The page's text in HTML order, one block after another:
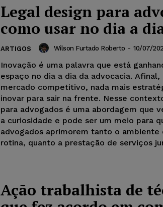
Legal design para
como usar no dia a
ARTIGOS Wilson Furtado Roberto - 10/07/
Inovação é uma palavra que está
espaço no dia a dia da advocacia.
mercado competitivo, nada mais
inovar para sair na frente. Nesse
para advogados é uma abordagem que
a curiosidade e pode ser um meio para
advogados aprimorem tanto o ambiente
rotina, quanto a prestação de serviços
Ação trabalhista de